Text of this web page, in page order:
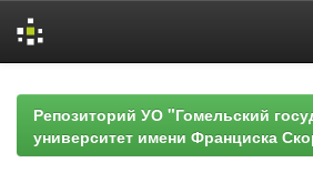
navigationРепозиторий УО "Гомельский
университет имени Франциска